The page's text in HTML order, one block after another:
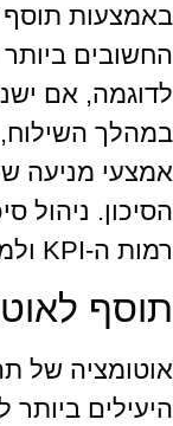
באמצעות תוסף
החשובים
לדוגמה, אם
במהלך השילוח,
אמצעי מניעה
הסיכון. ניהול
רמות ה-KPI ולמנוע הפסדים כספיים.
תוסף
אוטומציה של
היעילים ביותר